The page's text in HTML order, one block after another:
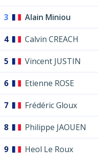
3 Alain Miniou
4 Calvin CREACH
5 Vincent JUSTIN
6 Etienne ROSE
7 Frédéric Gloux
8 Philippe JAOUEN
9 Heol Le Roux